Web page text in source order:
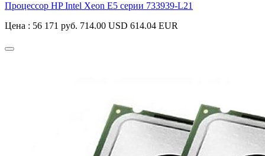
Процессор HP Intel Xeon E5 серии 733939-L21
Цена : 56 171 руб. 714.00 USD 614.04 EUR